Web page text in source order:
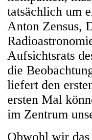
tatsächlich um
Anton Zensus,
Aufsichtsrats
die
liefert den
ersten Mal
im Zentrum
Obwohl wir das